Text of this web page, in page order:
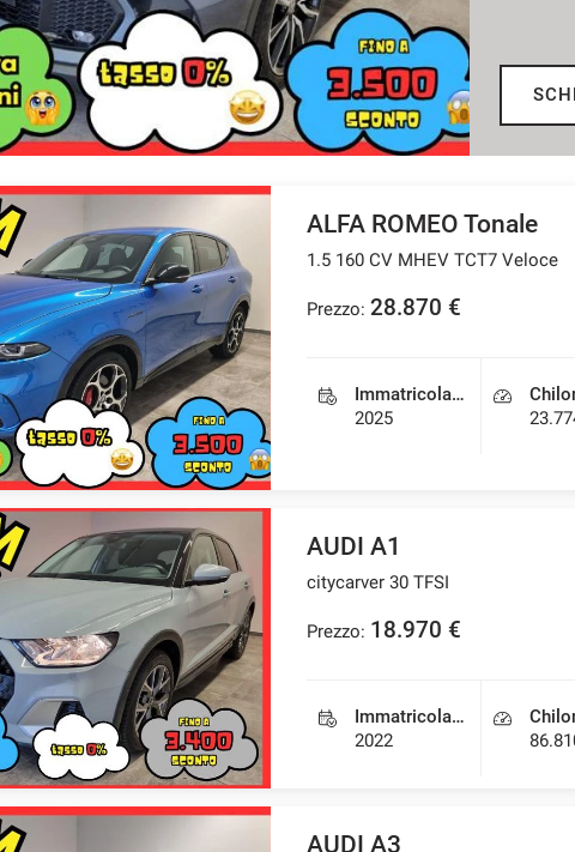
ALFA ROMEO Tonale
1.5 160 CV MHEV TCT7 Veloce
Prezzo: 28.870 €
Immatricolazione
2025
AUDI A1
citycarver 30 TFSI
Prezzo: 18.970 €
Immatricolazione
2022
AUDI A3